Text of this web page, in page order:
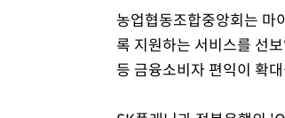
농업협동조합중앙회는 마
록 지원하는 서비스를 선
등 금융소비자 편익이 확